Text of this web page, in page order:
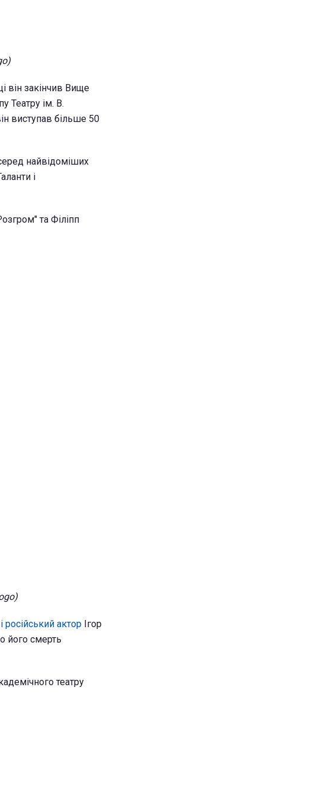
він закінчив Вище
Театру ім. В.
виступав більше 50
найвідоміших
і
та Філіпп
російський актор Ігор
його смерть
театру